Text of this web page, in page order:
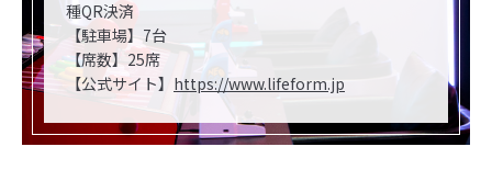
種QR決済
【駐車場】7台
【席数】25席
【公式サイト】 https://www.lifeform.jp